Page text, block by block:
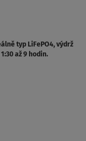
typ LiFePO4, výdrž
až 9 hodin.